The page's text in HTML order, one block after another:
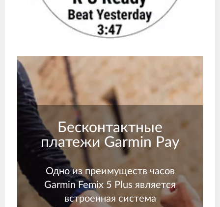
Бесконтактные
платежи Garmin Pay
Одно из преимуществ часов
Garmin Femix 5 Plus является
встроенная система